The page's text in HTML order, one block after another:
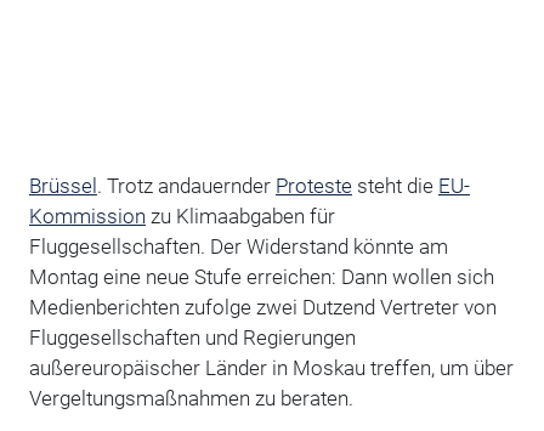
Brüssel. Trotz andauernder Protestesteht die EU-
Kommission zu Klimaabgaben für
Fluggesellschaften. Der Widerstand könnte am
Montag eine neue Stufe erreichen: Dann wollen sich
Medienberichten zufolge zwei Dutzend Vertreter von
Fluggesellschaften und Regierungen
außereuropäischer Länder in Moskau treffen, um über
Vergeltungsmaßnahmen zu beraten.